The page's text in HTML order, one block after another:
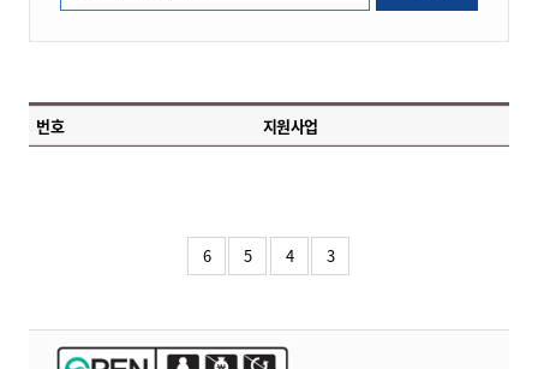
번호 지원사업
6 5 4 3